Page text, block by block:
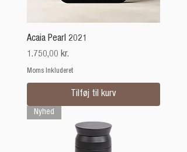
Acaia Pearl 2021
Pris
1.750,00 kr.
Moms Inkluderet
Tilføj til kurv
Nyhed